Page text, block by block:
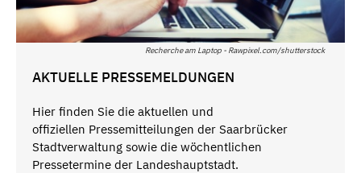
Recherche am Laptop - Rawpixel.com/shutterstock
AKTUELLE PRESSEMELDUNGEN
Hier finden Sie die aktuellen und
offiziellen Pressemitteilungen der Saarbrücker
Stadtverwaltung sowie die wöchentlichen
Pressetermine der Landeshauptstadt.